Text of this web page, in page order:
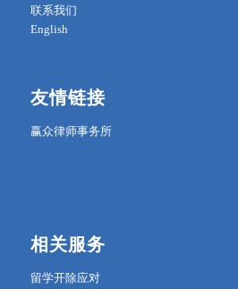
联系我们
English
友情链接
赢众律师事务所
相关服务
留学开除应对